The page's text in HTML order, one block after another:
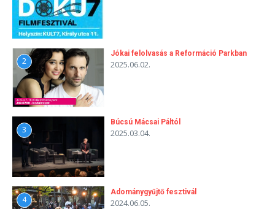
2
Jókai felolvasás a Reformáció Parkban
2025.06.02.
3
Búcsú Mácsai Páltól
2025.03.04.
4
Adománygyűjtő fesztivál
2024.06.05.